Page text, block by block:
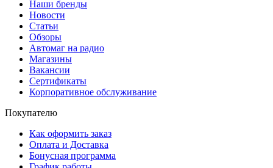
Наши бренды
Новости
Статьи
Обзоры
Автомаг на радио
Магазины
Вакансии
Сертификаты
Корпоративное обслуживание
Покупателю
Как оформить заказ
Оплата и Доставка
Бонусная программа